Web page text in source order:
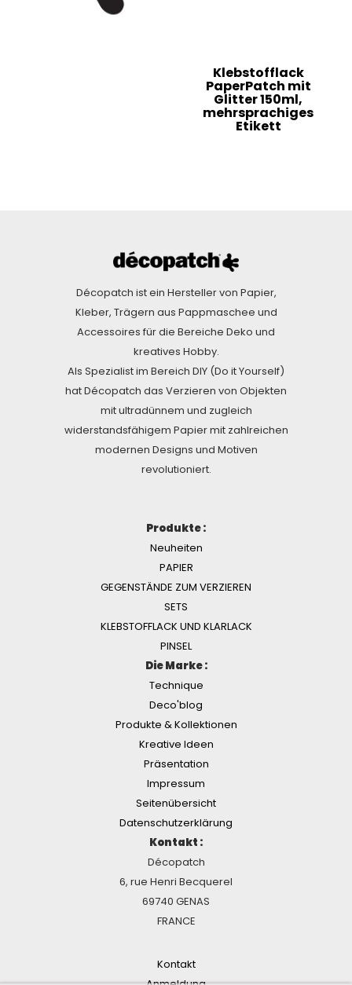
Klebstofflack
PaperPatch mit
Glitter 150ml,
mehrsprachiges
Etikett
Décopatch ist ein Hersteller von Papier,
Kleber, Trägern aus Pappmaschee und
Accessoires für die Bereiche Deko und
kreatives Hobby.
Als Spezialist im Bereich DIY (Do it Yourself)
hat Décopatch das Verzieren von Objekten
mit ultradünnem und zugleich
widerstandsfähigem Papier mit zahlreichen
modernen Designs und Motiven
revolutioniert.
Produkte :
Neuheiten
PAPIER
GEGENSTÄNDE ZUM VERZIEREN
SETS
KLEBSTOFFLACK UND KLARLACK
PINSEL
Die Marke :
Technique
Deco'blog
Produkte & Kollektionen
Kreative Ideen
Präsentation
Impressum
Seitenübersicht
Datenschutzerklärung
Kontakt :
Décopatch
6, rue Henri Becquerel
69740 GENAS
FRANCE
Kontakt